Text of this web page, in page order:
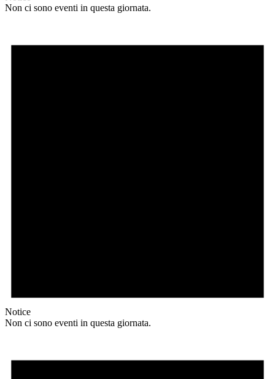
Non ci sono eventi in questa giornata.
Notice
Non ci sono eventi in questa giornata.